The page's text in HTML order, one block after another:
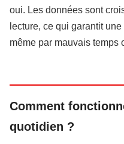
oui. Les données sont
lecture, ce qui garantit
même par mauvais temps
Comment
quotidien ?